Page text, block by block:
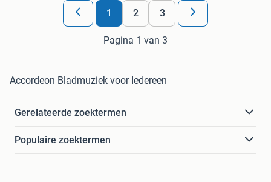
1 2 3
Pagina 1 van 3
Accordeon Bladmuziek voor Iedereen
Gerelateerde zoektermen
Populaire zoektermen